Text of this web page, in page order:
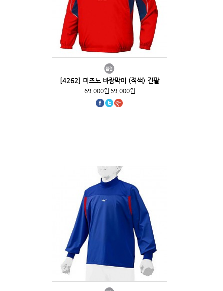
[4262] 미즈노 바람막이 (적색) 긴팔
69,000원69,000원